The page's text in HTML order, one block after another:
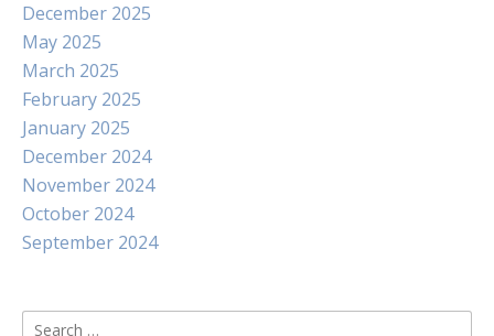
December 2025
May 2025
March 2025
February 2025
January 2025
December 2024
November 2024
October 2024
September 2024
Search